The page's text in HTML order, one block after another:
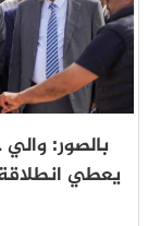
بالصور: